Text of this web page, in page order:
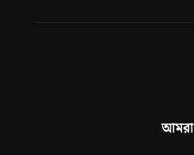
আমরা